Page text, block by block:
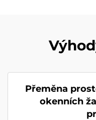
Přeměna
okenních